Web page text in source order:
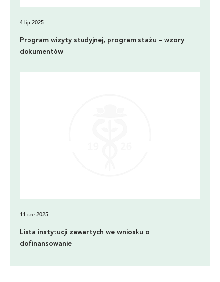
4 lip 2025
Program wizyty studyjnej, program stażu – wzory
dokumentów
11 cze 2025
Lista instytucji zawartych we wniosku o
dofinansowanie